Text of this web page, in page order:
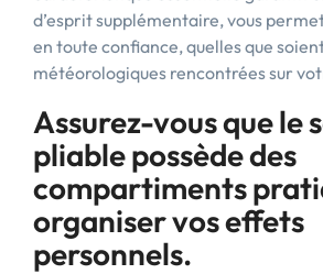
d’esprit supplémentaire, vous
en toute confiance, quelles que
météorologiques rencontrées sur
Assurez-vous que le
pliable possède des
compartiments
organiser vos effets
personnels.